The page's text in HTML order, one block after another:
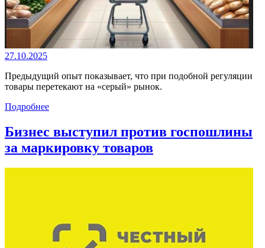
27.10.2025
Предыдущий опыт показывает, что при подобной регуляции
товары перетекают на «серый» рынок.
Подробнее
Бизнес выступил против госпошлины
за маркировку товаров